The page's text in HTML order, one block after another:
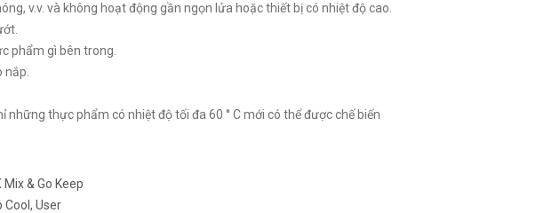
v.v. và không hoạt động gần ngọn lửa hoặc thiết bị có nhiệt độ cao.
phẩm gì bên trong.
những thực phẩm có nhiệt độ tối đa 60 ° C mới có thể được chế biến
& Go Keep
, User